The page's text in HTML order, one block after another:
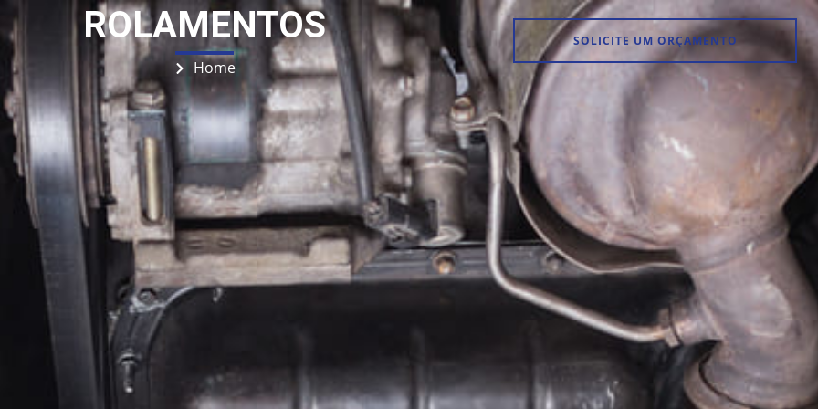
SOLICITE UM ORÇAMENTO
ROLAMENTOS
Home